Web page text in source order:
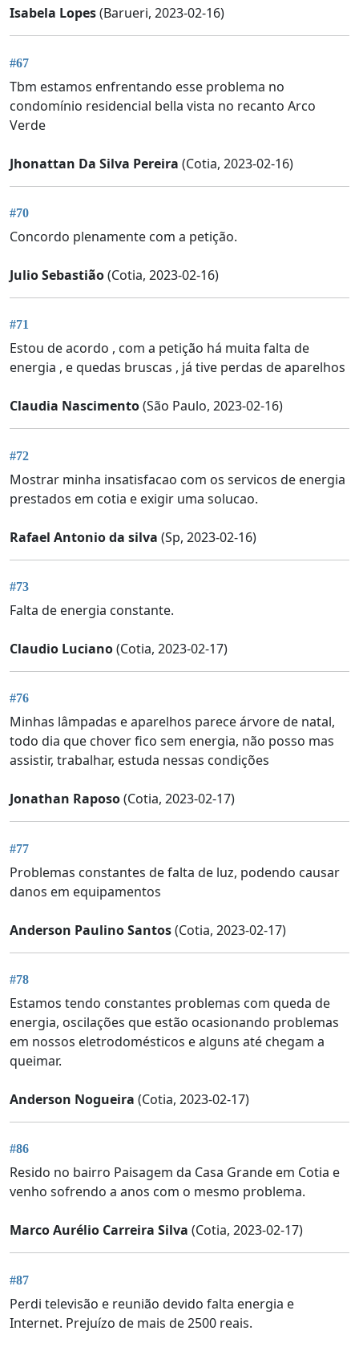
Isabela Lopes(Barueri, 2023-02-16)
#67
Tbm estamos enfrentando esse problema no
condomínio residencial bella vista no recanto Arco
Verde
Jhonattan Da Silva Pereira (Cotia, 2023-02-16)
#70
Concordo plenamente com a petição.
Julio Sebastião(Cotia, 2023-02-16)
#71
Estou de acordo , com a petição há muita falta de
energia , e quedas bruscas , já tive perdas de aparelhos
Claudia Nascimento(São Paulo, 2023-02-16)
#72
Mostrar minha insatisfacao com os servicos de energia
prestados em cotia e exigir uma solucao.
Rafael Antonio da silva (Sp, 2023-02-16)
#73
Falta de energia constante.
Claudio Luciano(Cotia, 2023-02-17)
#76
Minhas lâmpadas e aparelhos parece árvore de natal,
todo dia que chover fico sem energia, não posso mas
assistir, trabalhar, estuda nessas condições
Jonathan Raposo(Cotia, 2023-02-17)
#77
Problemas constantes de falta de luz, podendo causar
danos em equipamentos
Anderson Paulino Santos(Cotia, 2023-02-17)
#78
Estamos tendo constantes problemas com queda de
energia, oscilações que estão ocasionando problemas
em nossos eletrodomésticos e alguns até chegam a
queimar.
Anderson Nogueira (Cotia, 2023-02-17)
#86
Resido no bairro Paisagem da Casa Grande em Cotia e
venho sofrendo a anos com o mesmo problema.
Marco Aurélio Carreira Silva (Cotia, 2023-02-17)
#87
Perdi televisão e reunião devido falta energia e
Internet. Prejuízo de mais de 2500 reais.